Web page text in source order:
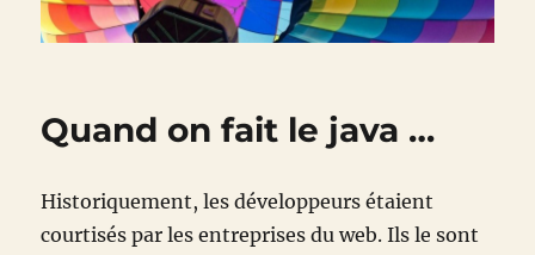
Quand on fait le java …
Historiquement, les développeurs étaient
courtisés par les entreprises du web. Ils le sont